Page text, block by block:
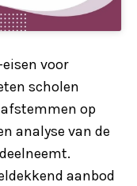
voor
scholen
op
analyse van de
aanbod